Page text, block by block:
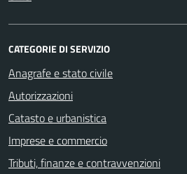
CATEGORIE DI SERVIZIO
Anagrafe e stato civile
Autorizzazioni
Catasto e urbanistica
Imprese e commercio
Tributi, finanze e contravvenzioni